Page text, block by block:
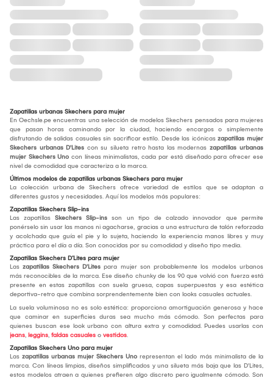
Zapatillas urbanas Skechers para mujer
En Oechsle.pe encuentras una selección de modelos Skechers pensados para mujeres
que pasan horas caminando por la ciudad, haciendo encargos o simplemente
disfrutando de salidas casuales sin sacrificar estilo. Desde las icónicas zapatillas mujer
Skechers urbanas D'Lites con su silueta retro hasta las modernas zapatillas urbanas
mujer Skechers Uno con líneas minimalistas, cada par está diseñado para ofrecer ese
nivel de comodidad que caracteriza a la marca.
Últimos modelos de zapatillas urbanas Skechers para mujer
La colección urbana de Skechers ofrece variedad de estilos que se adaptan a
diferentes gustos y necesidades. Aquí los modelos más populares:
Zapatillas Skechers Slip-ins
Las zapatillas Skechers Slip-ins son un tipo de calzado innovador que permite
ponérselo sin usar las manos ni agacharse, gracias a una estructura de talón reforzada
y acolchada que guía el pie y lo sujeta, haciendo la experiencia manos libres y muy
práctica para el día a día. Son conocidas por su comodidad y diseño tipo media.
Zapatillas Skechers D’Lites para mujer
Las zapatillas Skechers D'Lites para mujer son probablemente los modelos urbanos
más reconocibles de la marca. Ese diseño chunky de los 90 que volvió con fuerza está
presente en estas zapatillas con suela gruesa, capas superpuestas y esa estética
deportiva-retro que combina sorprendentemente bien con looks casuales actuales.
La suela voluminosa no es solo estética: proporciona amortiguación generosa y hace
que caminar en superficies duras sea mucho más cómodo. Son perfectas para
quienes buscan ese look urbano con altura extra y comodidad. Puedes usarlas con
jeans, leggins, faldas casuales o vestidos.
Zapatillas Skechers Uno para mujer
Las zapatillas urbanas mujer Skechers Uno representan el lado más minimalista de la
marca. Con líneas limpias, diseños simplificados y una silueta más baja que las D'Lites,
estos modelos atraen a quienes prefieren algo discreto pero igualmente cómodo. Son